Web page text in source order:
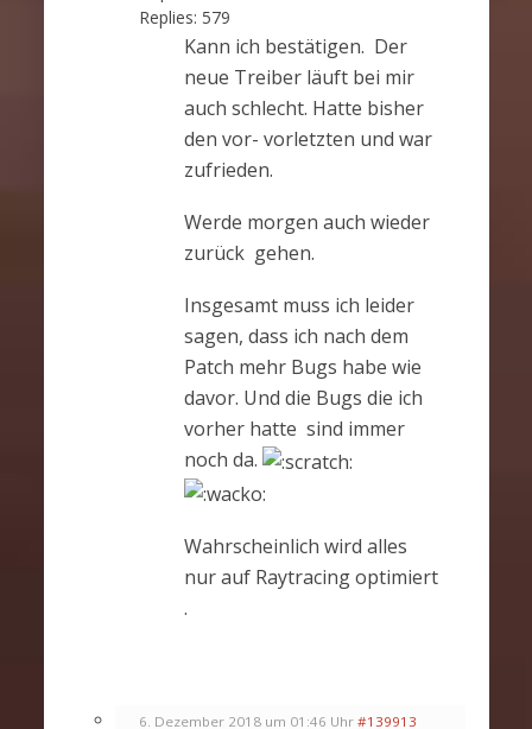
Replies: 579
Kann ich bestätigen. Der
neue Treiber läuft bei mir
auch schlecht. Hatte bisher
den vor- vorletzten und war
zufrieden.
Werde morgen auch wieder
zurück gehen.
Insgesamt muss ich leider
sagen, dass ich nach dem
Patch mehr Bugs habe wie
davor. Und die Bugs die ich
vorher hatte sind immer
noch da.
Wahrscheinlich wird alles
nur auf Raytracing optimiert
.
6. Dezember 2018 um 01:46 Uhr #139913